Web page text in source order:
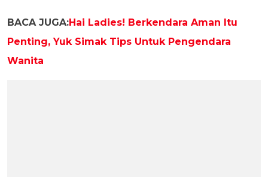
BACA JUGA:Hai Ladies! Berkendara Aman Itu
Penting, Yuk Simak Tips Untuk Pengendara
Wanita